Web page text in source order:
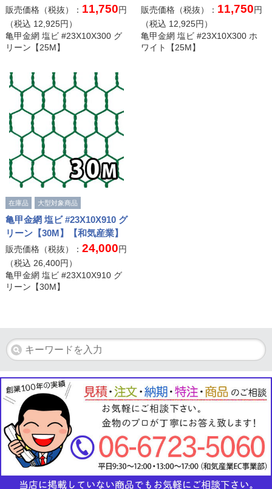
販売価格（税抜）： 11,750円
（税込 12,925円）
亀甲金網 塩ビ #23X10X300 グ
リーン【25M】
販売価格（税抜）： 11,750円
（税込 12,925円）
亀甲金網 塩ビ #23X10X300 ホ
ワイト【25M】
在庫品 大型対象商品
亀甲金網 塩ビ #23X10X910 グ
リーン【30M】【和気産業】
販売価格（税抜）： 24,000円
（税込 26,400円）
亀甲金網 塩ビ #23X10X910 グ
リーン【30M】